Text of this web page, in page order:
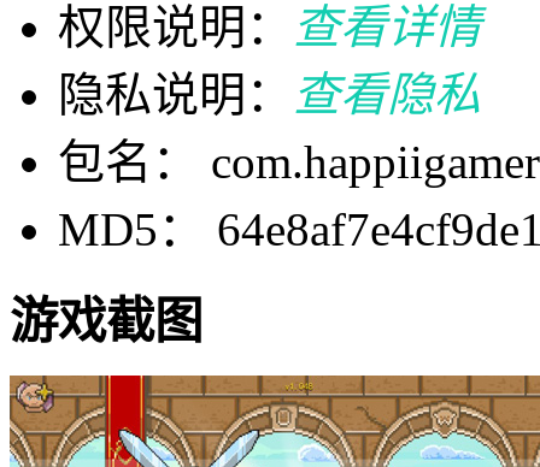
权限说明：
查看详情
隐私说明：
查看隐私
包名：
MD5：
游戏截图